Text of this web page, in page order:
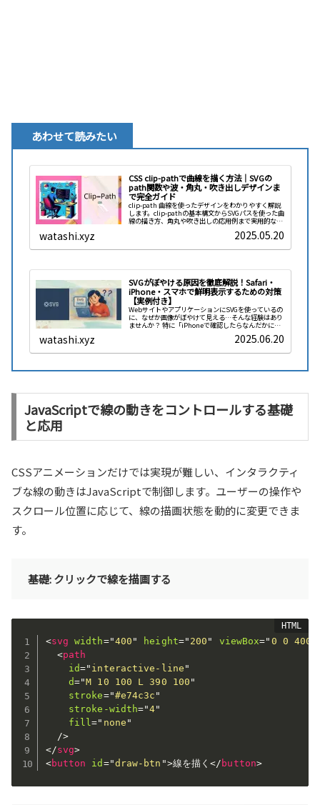
あわせて読みたい
CSS clip-pathで曲線を描く方法｜SVGの
path関数や波・角丸・吹き出しデザインま
で完全ガイド
clip-path 曲線を使ったデザインをわかりやすく解説
します。clip-pathの基本構文からSVGパスを使った曲
線の描き方、角丸や吹き出しの応用例まで実用的なサ
いポイントやよくある質問も丁寧に解説しているの
す。
watashi.xyz 2025.05.20
SVGがぼやける原因を徹底解説！Safari・
iPhone・スマホで鮮明表示するための対策
【実例付き】
WebサイトやアプリケーションにSVGを使っているの
に、なぜか画像がぼやけて見える…そんな経験はあり
ませんか？ 特に「iPhoneで確認したらなんだかにじ
んでる」「SafariだとChromeよりシャープじゃな
い？」といった、デバイスやブラウザによる表示の差
は本来、どん...
watashi.xyz 2025.06.20
JavaScriptで線の動きをコントロールする基礎
と応用
CSSアニメーションだけでは実現が難しい、インタラクティ
ブな線の動きはJavaScriptで制御します。ユーザーの操作や
スクロール位置に応じて、線の描画状態を動的に変更できま
す。
基礎: クリックで線を描画する
<svg width="400 " height=" 200 " viewBox=" 0 0 400
<path
id=" interactive-line "
d="M 10 100 L 390 100 "
stroke="#e74c3c "
stroke-width="4"
fill=" none "
/>
</svg>
<button id ="draw-btn ">線を描く</ button>